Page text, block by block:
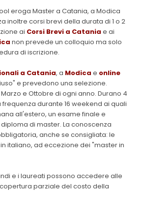
eroga Master a Catania, a Modica
inoltre corsi brevi della durata di 1 o 2
ai Corsi Brevi a Catania e ai
non prevede un colloquio ma solo
di iscrizione.
a Catania, a Modica e online
e prevedono una selezione.
e Ottobre di ogni anno. Durano 4
durante 16 weekend ai quali
all'estero, un esame finale e
di master. La conoscenza
anche se consigliata: le
italiano, ad eccezione dei "master in
e i laureati possono accedere alle
parziale del costo della